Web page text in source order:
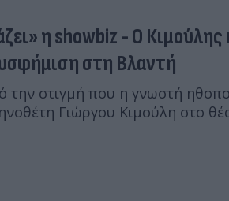
η showbiz - Ο
στη Βλαντή
την στιγμή που η γνωστή
Γιώργου Κιμούλη στο